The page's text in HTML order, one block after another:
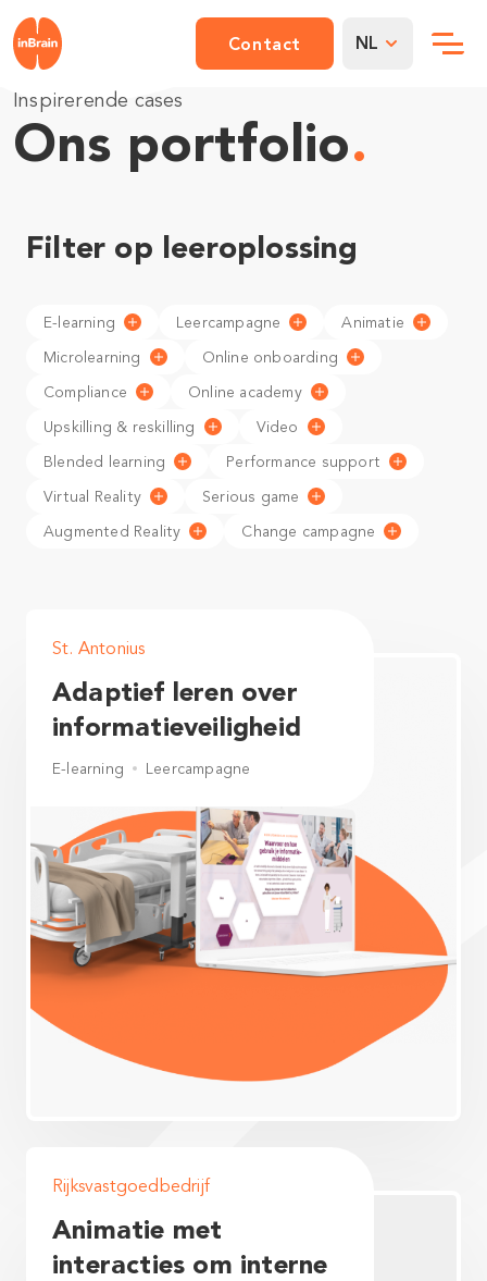
Contact NL
Inspirerende cases
Ons portfolio.
Filter op leeroplossing
E-learning Leercampagne
Animatie
Microlearning
Online onboarding
Compliance
Online academy
Upskilling & reskilling
Video
Blended learning
Performance support
Virtual Reality
Serious game
Augmented Reality
Change campagne
St. Antonius
Adaptief leren over
informatieveiligheid
E-learning Leercampagne
Rijksvastgoedbedrijf
Animatie met
interacties om interne